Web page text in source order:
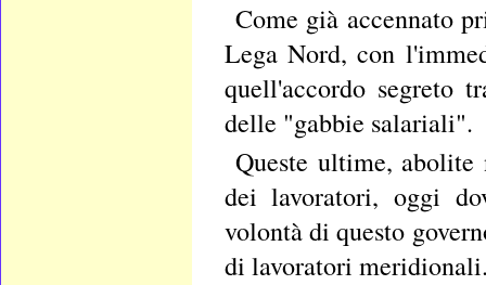
Come già accennato
Lega Nord, con
quell'accordo segreto
delle "gabbie salariali".
Queste ultime,
dei lavoratori, oggi
volontà di questo
di lavoratori